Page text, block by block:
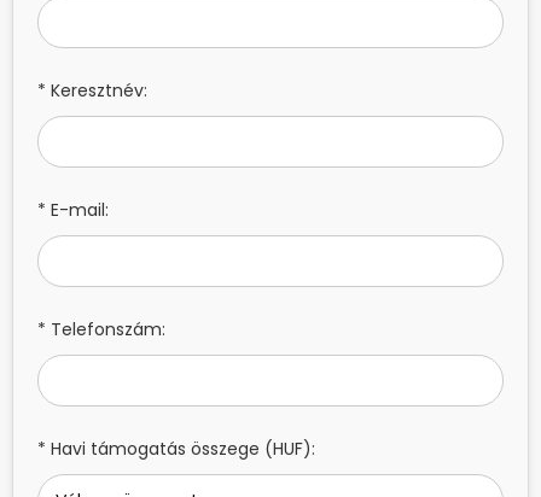
* Keresztnév:
* E-mail:
* Telefonszám:
* Havi támogatás összege (HUF):